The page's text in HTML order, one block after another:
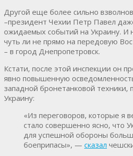
Другой еще более сильно
–президент Чехии Петр Павел
ожидаемых событий на Украину. И
чуть ли не прямо на передовую
– в город Днепропетровск.
Кстати, после этой инспекции он
явно повышенную
западной бронетанковой техники,
Украину:
«Из переговоров, которые я
стало совершенно ясно, что
для успешной обороны
боеприпасы», — сказал